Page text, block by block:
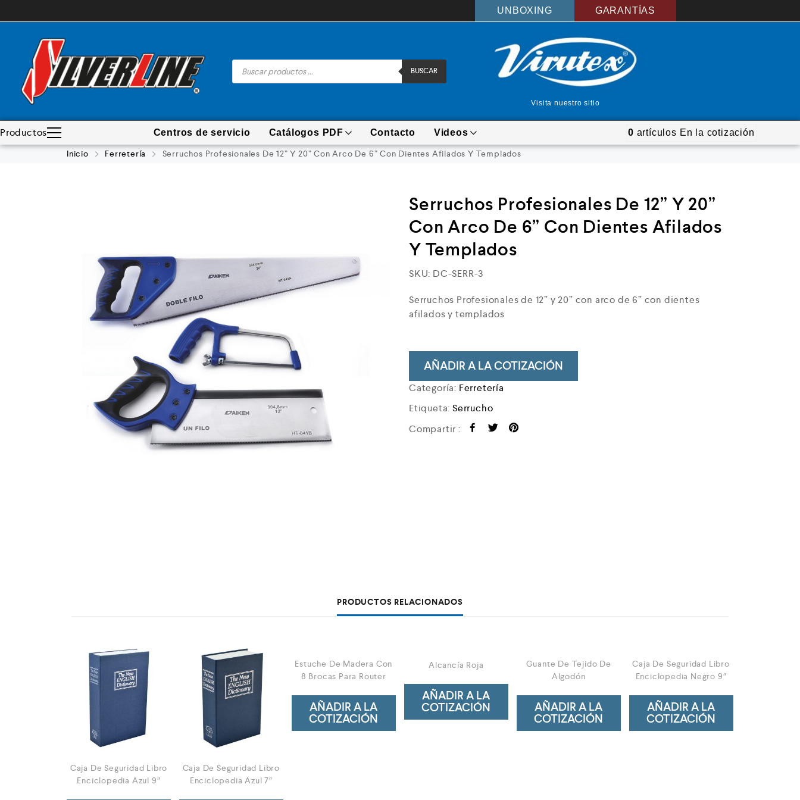
UNBOXING GARANTÍAS
BUSCAR
Visita nuestro sitio
Productos
Madera
Centros de servicio Catálogos PDF Contacto Videos 0 artículos En la cotización
Inicio Ferretería Serruchos Profesionales De 12” Y 20” Con Arco De 6” Con Dientes Afilados Y Templados
Serruchos Profesionales De 12” Y 20”
Con Arco De 6” Con Dientes Afilados
Y Templados
SKU: DC-SERR-3
Serruchos Profesionales de 12” y 20” con arco de 6” con dientes
afilados y templados
AÑADIR A LA COTIZACIÓN
Categoría: Ferretería
Etiqueta:Serrucho
Compartir :
PRODUCTOS RELACIONADOS
Caja De Seguridad Libro
Enciclopedia Azul 9″
Caja De Seguridad Libro
Enciclopedia Azul 7″
Estuche De Madera Con
8 Brocas Para Router
AÑADIR A LA
COTIZACIÓN
Alcancía Roja
AÑADIR A LA
COTIZACIÓN
Guante De Tejido De
Algodón
AÑADIR A LA
COTIZACIÓN
Caja De Seguridad Libro
Enciclopedia Negro 9″
AÑADIR A LA
COTIZACIÓN